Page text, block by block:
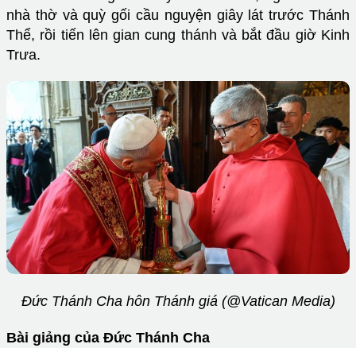
nhà thờ và quỳ gối cầu nguyện giây lát trước Thánh
Thể, rồi tiến lên gian cung thánh và bắt đầu giờ Kinh
Trưa.
Đức Thánh Cha hôn Thánh giá (@Vatican Media)
Bài giảng của Đức Thánh Cha